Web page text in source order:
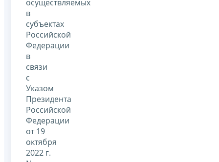
осуществляемых
в
субъектах
Российской
Федерации
в
связи
с
Указом
Президента
Российской
Федерации
от 19
октября
2022 г.